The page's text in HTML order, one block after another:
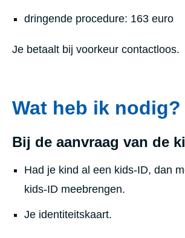
dringende procedure: 163 euro
Je betaalt bij voorkeur contactloos.
Wat heb ik nodig?
Bij de aanvraag van de
Had je kind al een kids-ID, dan
kids-ID meebrengen.
Je identiteitskaart.